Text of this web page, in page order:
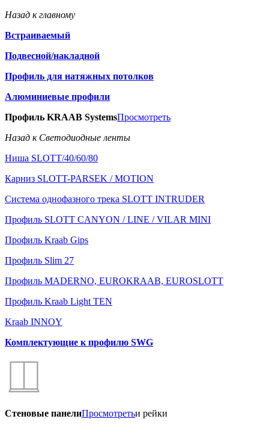
Назад к главному
Встраиваемый
Подвесной/накладной
Профиль для натяжных потолков
Алюминиевые профили
Профиль KRAAB SystemsПросмотреть
Назад к Светодиодные ленты
Ниша SLOTT/40/60/80
Карниз SLOTT-PARSEK / MOTION
Система однофазного трека SLOTT INTRUDER
Профиль SLOTT CANYON / LINE / VILAR MINI
Профиль Kraab Gips
Профиль Slim 27
Профиль MADERNO, EUROKRAAB, EUROSLOTT
Профиль Kraab Light TEN
Kraab INNOY
Комплектующие к профилю SWG
Стеновые панелиПросмотретьи рейки